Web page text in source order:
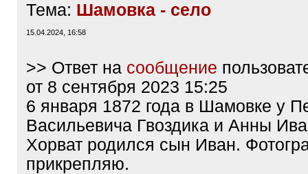
Тема: Шамовка - село
15.04.2024, 16:58
>> Ответ на сообщение
от 8 сентября 2023 15:25
6 января 1872 года в Шамовке у
Васильевича Гвоздика и Анны
Хорват родился сын Иван.
прикрепляю.